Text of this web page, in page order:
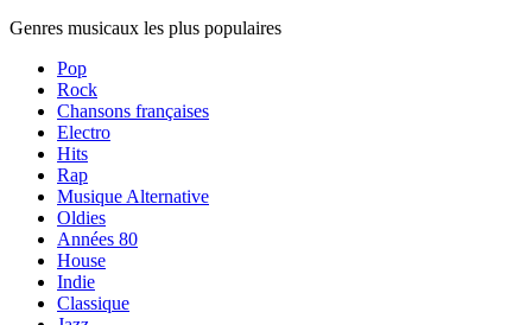
Genres musicaux les plus populaires
Pop
Rock
Chansons françaises
Electro
Hits
Rap
Musique Alternative
Oldies
Années 80
House
Indie
Classique